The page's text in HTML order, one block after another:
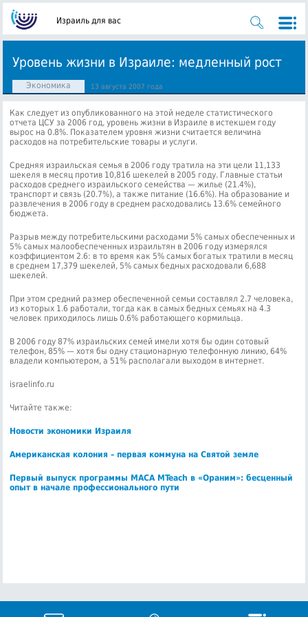
Израиль для вас
Уровень жизни в Израиле: медленный рост
Экономика 13 августа 2007 года
Как следует из опубликованного на этой неделе статистического
отчета ЦСУ за 2006 год, уровень жизни в Израиле в истекшем году
вырос на 0.8%. Показателем уровня жизни считается величина
расходов на потребительские товары и услуги.
Средняя израильская семья в 2006 году тратила на эти цели 11,133
шекеля в месяц против 10,816 шекелей в 2005 году. Главные статьи
расходов среднего израильского семейства — жилье (21.4%),
транспорт и связь (20.7%), а также питание (16.6%). На образование и
развлечения в 2006 году в среднем расходовались 13.6% семейного
бюджета.
Разрыв между потребительскими расходами 5% самых обеспеченных и
5% самых малообеспеченных израильтян в 2006 году измерялся
коэффициентом 2.6: в то время как 5% самых богатых тратили в месяц
в среднем 17,379 шекелей, 5% самых бедных расходовали 6,688
шекелей.
При этом средний размер обеспеченной семьи составлял 2.7 человека,
из которых 1.6 работали, тогда как в самых бедных семьях на 4.3
человек приходилось лишь 0.6% работающего кормильца.
В 2006 году 87% израильских семей имели хотя бы один сотовый
телефон, 85% — хотя бы одну стационарную телефонную линию, 64%
владели компьютером, а 51% располагали выходом в интернет.
israelinfo.ru
Читайте также:
Новости экономики Израиля
Американская колония – первая коммуна на Святой земле
Первый выпуск программы МАСА MTeach в «Ораним»: бесценный
опыт в начале профессионального пути